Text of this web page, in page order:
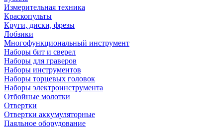
Измерительная техника
Краскопульты
Круги, диски, фрезы
Лобзики
Многофункциональный инструмент
Наборы бит и сверел
Наборы для граверов
Наборы инструментов
Наборы торцевых головок
Наборы электроинструмента
Отбойные молотки
Отвертки
Отвертки аккумуляторные
Паяльное оборудование